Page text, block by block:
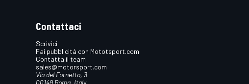
Contattaci
Scrivici
Fai pubblicità con Mototsport.com
Contatta il team
sales@motorsport.com
Via del Fornetto, 3
00149 Roma, Italy